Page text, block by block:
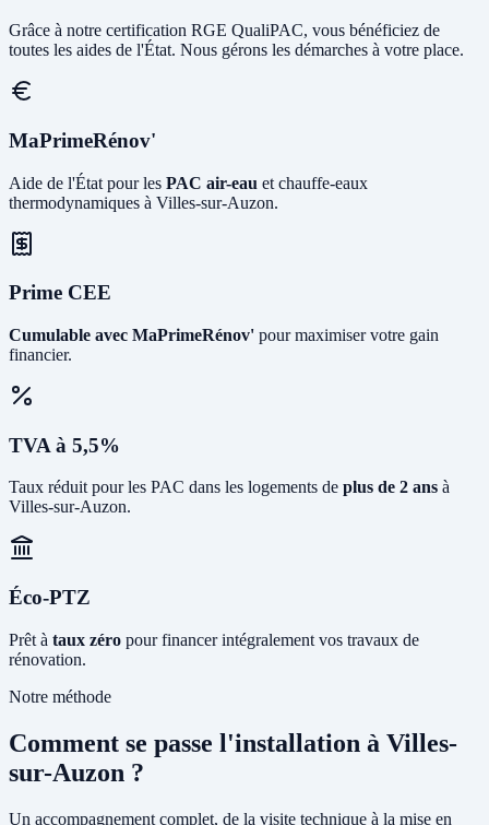
Grâce à notre certification RGE QualiPAC, vous bénéficiez de
toutes les aides de l'État. Nous gérons les démarches à votre place.
MaPrimeRénov'
Aide de l'État pour les PAC air-eau et chauffe-eaux
thermodynamiques à Villes-sur-Auzon.
Prime CEE
Cumulable avec MaPrimeRénov' pour maximiser votre gain
financier.
TVA à 5,5%
Taux réduit pour les PAC dans les logements de plus de 2 ans à
Villes-sur-Auzon.
Éco-PTZ
Prêt à taux zéro pour financer intégralement vos travaux de
rénovation.
Notre méthode
Comment se passe l'installation à Villes-
sur-Auzon ?
Un accompagnement complet, de la visite technique à la mise en